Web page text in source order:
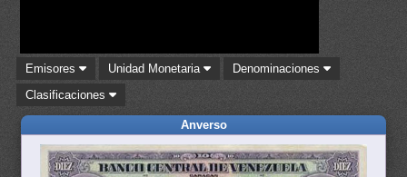
Emisores Unidad Monetaria
Denominaciones
Clasificaciones
Anverso